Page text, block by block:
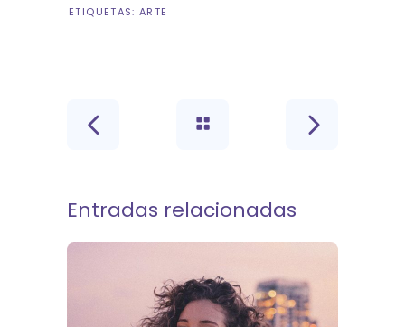
ETIQUETAS: ARTE
Entradas relacionadas